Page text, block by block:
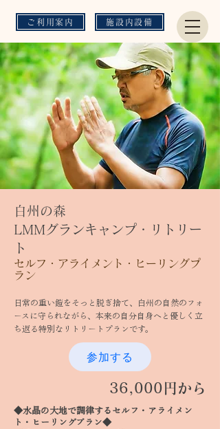
ご利用案内 施設内設備
白州の森
LMMグランキャンプ・リトリー
ト
セルフ・アライメント・ヒーリングプ
ラン
日常の重い鎧をそっと脱ぎ捨て、白州の自然のフォ
ースに守られながら、本来の自分自身へと優しく立
ち返る特別なリトリートプランです。
参加する
36,000円から
◆水晶の大地で調律するセルフ・アライメン
ト・ヒーリングプラン◆